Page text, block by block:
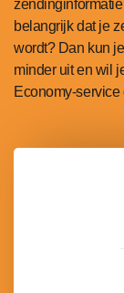
belangrijk dat je
wordt? Dan kun
minder uit en wil
Economy-service